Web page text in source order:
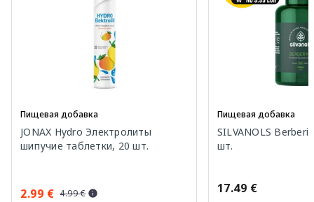
Пищевая добавка
JONAX Hydro Электролиты
шипучие таблетки, 20 шт.
2.99 € 4.99 €
Пищевая добавка
SILVANOLS
шт.
17.49 €